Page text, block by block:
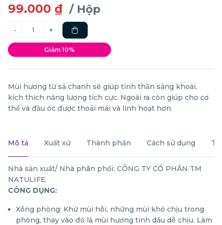
99.000 ₫ / Hộp
Giảm 10%
Mùi hương từ sả chanh sẽ giúp tinh thần sảng khoái,
kích thích năng lượng tích cực. Ngoài ra còn giúp cho cơ
thể và đầu óc được thoải mái và linh hoạt hơn.
Mô tả Xuất xứ Thành phần Cách sử dụng
Nhà sản xuất/ Nhà phân phối: CÔNG TY CỔ PHẦN TM
NATULIFE.
CÔNG DỤNG:
Xông phòng: Khử mùi hôi, những mùi khó chịu trong
phòng, thay vào đó là mùi hương tinh dầu dễ chịu. Làm